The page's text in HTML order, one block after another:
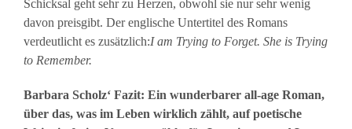
Schicksal geht sehr zu Herzen, obwohl sie nur sehr wenig
davon preisgibt. Der englische Untertitel des Romans
verdeutlicht es zusätzlich:I am Trying to Forget. She is Trying
to Remember.
Barbara Scholz‘ Fazit: Ein wunderbarer all-age Roman,
über das, was im Leben wirklich zählt, auf poetische